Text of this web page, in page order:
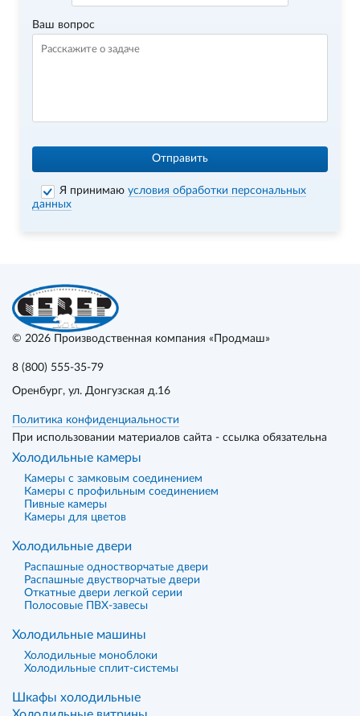
Ваш вопрос
Отправить
Я принимаюусловия обработки персональных
данных
© 2026 Производственная компания «Продмаш»
8 (800) 555-35-79
Оренбург, ул. Донгузская д.16
Политика конфиденциальности
При использовании материалов сайта - ссылка обязательна
Холодильные камеры
Камеры с замковым соединением
Камеры с профильным соединением
Пивные камеры
Камеры для цветов
Холодильные двери
Распашные одностворчатые двери
Распашные двустворчатые двери
Откатные двери легкой серии
Полосовые ПВХ-завесы
Холодильные машины
Холодильные моноблоки
Холодильные сплит-системы
Шкафы холодильные